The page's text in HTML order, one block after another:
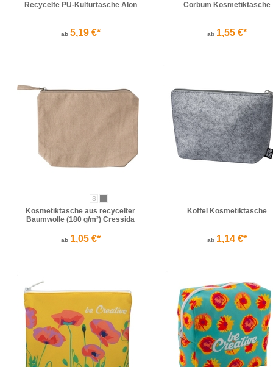
Recycelte PU-Kulturtasche Alon
ab 5,19 €*
Corbum Kosmetiktasche
ab 1,55 €*
S
Kosmetiktasche aus recycelter
Baumwolle (180 g/m²) Cressida
ab 1,05 €*
Koffel Kosmetiktasche
ab 1,14 €*